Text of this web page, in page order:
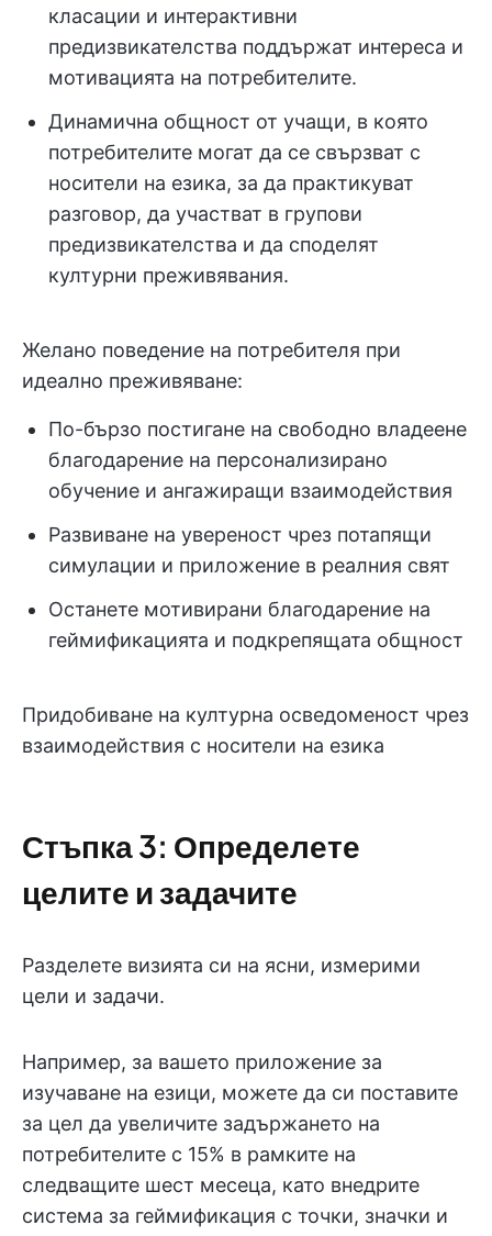
класации и интерактивни
предизвикателства поддържат интереса и
мотивацията на потребителите.
Динамична общност от учащи, в която
потребителите могат да се свързват с
носители на езика, за да практикуват
разговор, да участват в групови
предизвикателства и да споделят
културни преживявания.
Желано поведение на потребителя при
идеално преживяване:
По-бързо постигане на свободно владеене
благодарение на персонализирано
обучение и ангажиращи взаимодействия
Развиване на увереност чрез потапящи
симулации и приложение в реалния свят
Останете мотивирани благодарение на
геймификацията и подкрепящата общност
Придобиване на културна осведоменост чрез
взаимодействия с носители на езика
Стъпка 3: Определете
целите и задачите
Разделете визията си на ясни, измерими
цели и задачи.
Например, за вашето приложение за
изучаване на езици, можете да си поставите
за цел да увеличите задържането на
потребителите с 15% в рамките на
следващите шест месеца, като внедрите
система за геймификация с точки, значки и